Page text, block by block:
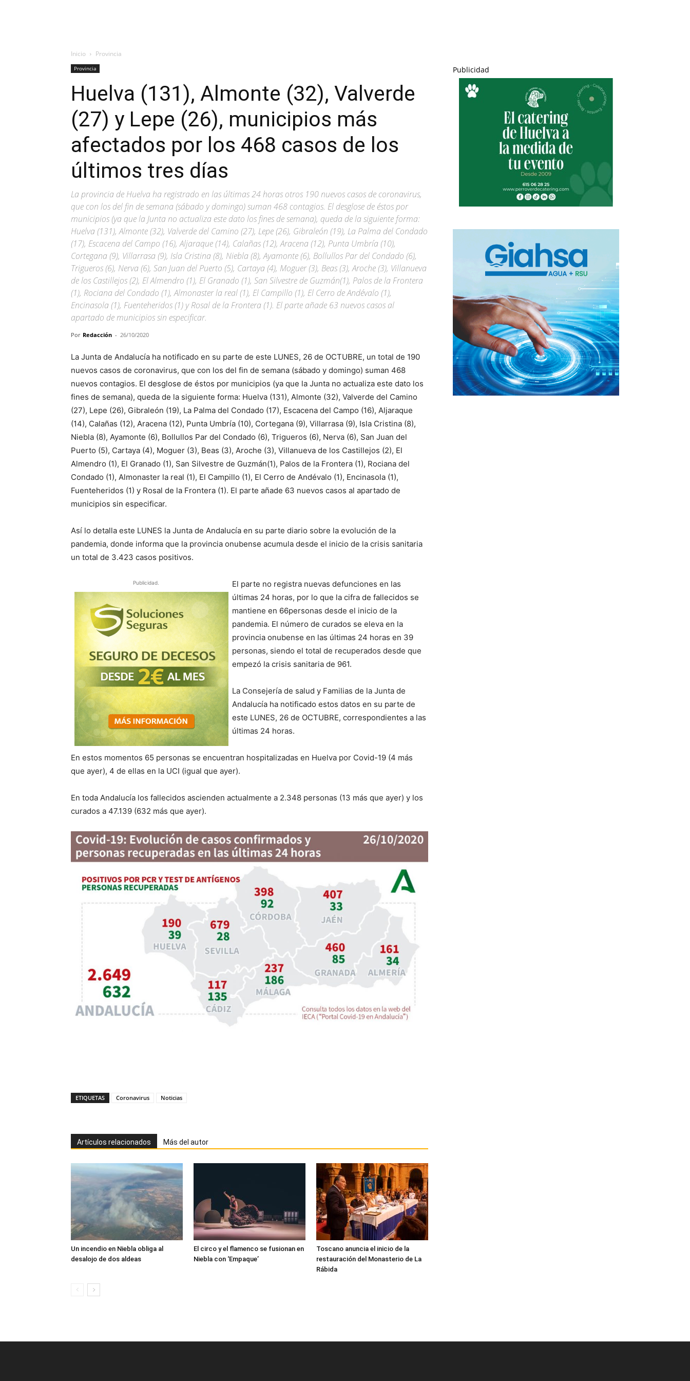
Inicio Provincia
Provincia
Huelva (131), Almonte (32), Valverde
(27) y Lepe (26), municipios más
afectados por los 468 casos de los
últimos tres días
La provincia de Huelva ha registrado en las últimas 24 horas otros 190 nuevos casos de coronavirus,
que con los del fin de semana (sábado y domingo) suman 468 contagios. El desglose de éstos por
municipios (ya que la Junta no actualiza este dato los fines de semana), queda de la siguiente forma:
Huelva (131), Almonte (32), Valverde del Camino (27), Lepe (26), Gibraleón (19), La Palma del Condado
(17), Escacena del Campo (16), Aljaraque (14), Calañas (12), Aracena (12), Punta Umbría (10),
Cortegana (9), Villarrasa (9), Isla Cristina (8), Niebla (8), Ayamonte (6), Bollullos Par del Condado (6),
Trigueros (6), Nerva (6), San Juan del Puerto (5), Cartaya (4), Moguer (3), Beas (3), Aroche (3), Villanueva
de los Castillejos (2), El Almendro (1), El Granado (1), San Silvestre de Guzmán(1), Palos de la Frontera
(1), Rociana del Condado (1), Almonaster la real (1), El Campillo (1), El Cerro de Andévalo (1),
Encinasola (1), Fuenteheridos (1) y Rosal de la Frontera (1). El parte añade 63 nuevos casos al
apartado de municipios sin especificar.
Por Redacción - 26/10/2020
La Junta de Andalucía ha notificado en su parte de este LUNES, 26 de OCTUBRE, un total de 190
nuevos casos de coronavirus, que con los del fin de semana (sábado y domingo) suman 468
nuevos contagios. El desglose de éstos por municipios (ya que la Junta no actualiza este dato los
fines de semana), queda de la siguiente forma: Huelva (131), Almonte (32), Valverde del Camino
(27), Lepe (26), Gibraleón (19), La Palma del Condado (17), Escacena del Campo (16), Aljaraque
(14), Calañas (12), Aracena (12), Punta Umbría (10), Cortegana (9), Villarrasa (9), Isla Cristina (8),
Niebla (8), Ayamonte (6), Bollullos Par del Condado (6), Trigueros (6), Nerva (6), San Juan del
Puerto (5), Cartaya (4), Moguer (3), Beas (3), Aroche (3), Villanueva de los Castillejos (2), El
Almendro (1), El Granado (1), San Silvestre de Guzmán(1), Palos de la Frontera (1), Rociana del
Condado (1), Almonaster la real (1), El Campillo (1), El Cerro de Andévalo (1), Encinasola (1),
Fuenteheridos (1) y Rosal de la Frontera (1). El parte añade 63 nuevos casos al apartado de
municipios sin especificar.
Así lo detalla este LUNES la Junta de Andalucía en su parte diario sobre la evolución de la
pandemia, donde informa que la provincia onubense acumula desde el inicio de la crisis sanitaria
un total de 3.423 casos positivos.
Publicidad. El parte no registra nuevas defunciones en las
últimas 24 horas, por lo que la cifra de fallecidos se
mantiene en 66personas desde el inicio de la
pandemia. El número de curados se eleva en la
provincia onubense en las últimas 24 horas en 39
personas, siendo el total de recuperados desde que
empezó la crisis sanitaria de 961.
La Consejería de salud y Familias de la Junta de
Andalucía ha notificado estos datos en su parte de
este LUNES, 26 de OCTUBRE, correspondientes a las
últimas 24 horas.
En estos momentos 65 personas se encuentran hospitalizadas en Huelva por Covid-19 (4 más
que ayer), 4 de ellas en la UCI (igual que ayer).
En toda Andalucía los fallecidos ascienden actualmente a 2.348 personas (13 más que ayer) y los
curados a 47.139 (632 más que ayer).
ETIQUETAS Coronavirus Noticias
Artículos relacionados Más del autor
Un incendio en Niebla obliga al
desalojo de dos aldeas
El circo y el flamenco se fusionan en
Niebla con ‘Empaque’
Toscano anuncia el inicio de la
restauración del Monasterio de La
Rábida
Publicidad